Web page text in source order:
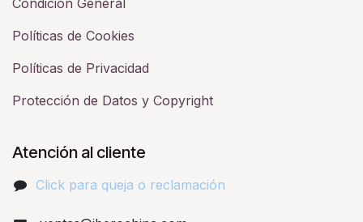
Políticas de Cookies
Políticas de Privacidad
Protección de Datos y Copyright
Atención al cliente
Click para queja o reclamación​